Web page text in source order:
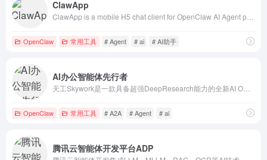
ClawApp
OpenClaw 常用工具 # Agent # ai # AI助手
AI办公智能体先行者
OpenClaw 常用工具 # A2A # Agent # ai
腾讯云智能体开发平台ADP